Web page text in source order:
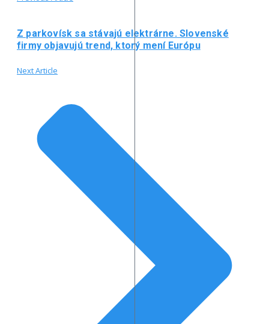
Z parkovísk sa stávajú elektrárne. Slovenské
firmy objavujú trend, ktorý mení Európu
Next Article